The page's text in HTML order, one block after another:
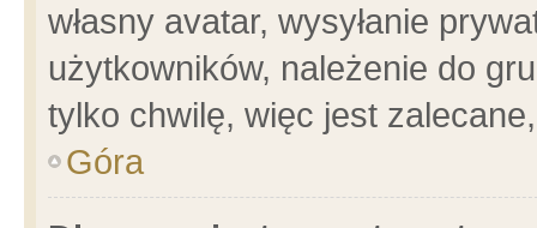
własny avatar, wysyłanie
użytkowników, należenie do
tylko chwilę, więc jest
Góra